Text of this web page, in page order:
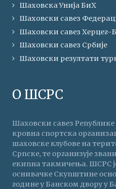
Шаховска Унија БиХ
Шаховски савез
Шаховски савез Херцег-
Шаховски савез Србије
Шаховски резултати
О ШСРС
Шаховски савез
кровна спортска
шаховске клубове на
Српске, те организује
екипна такмичења. ШСРС
оснивачке Скупштине
године у Банском двору у